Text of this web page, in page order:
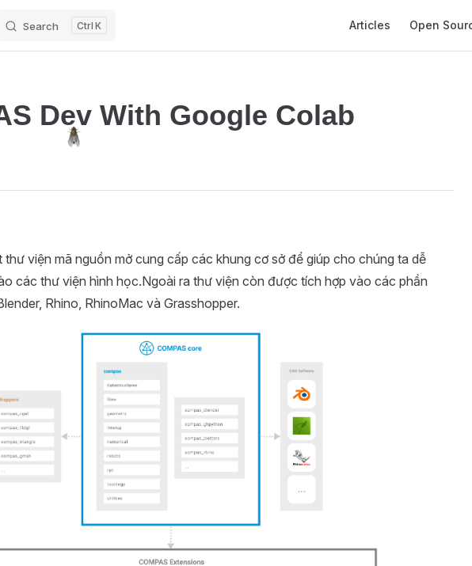
Search K Articles Open
Dev With Google Colab
thư viện mã nguồn mở cung cấp các khung cơ sở để giúp cho chúng ta dễ
các thư viện hình học.Ngoài ra thư viện còn được tích hợp vào các phần
Rhino, RhinoMac và Grasshopper.